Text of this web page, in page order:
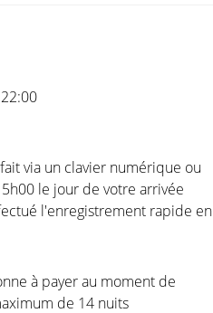
via un clavier numérique ou
le jour de votre arrivée
l'enregistrement rapide en
à payer au moment de
de 14 nuits